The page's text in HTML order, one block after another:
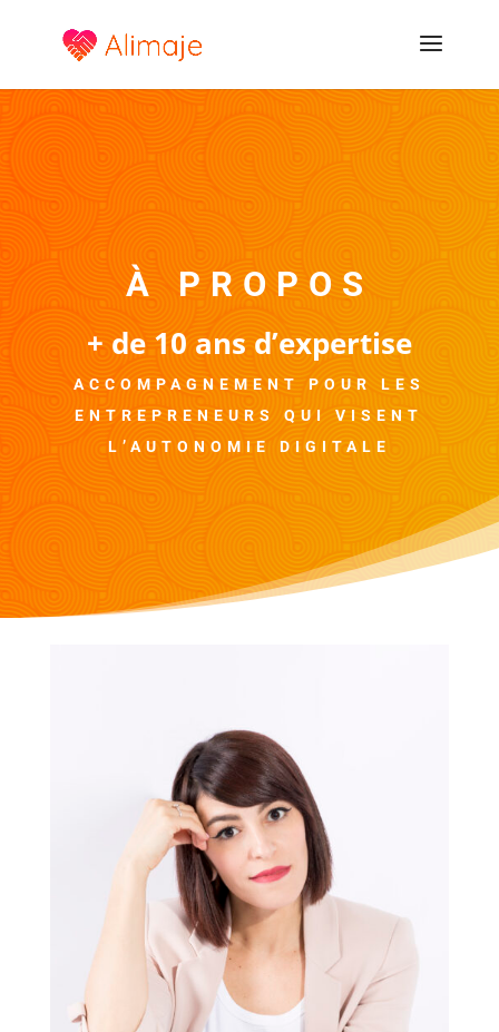
À PROPOS
+ de 10 ans d’expertise
ACCOMPAGNEMENT POUR LES
ENTREPRENEURS QUI VISENT
L’AUTONOMIE DIGITALE